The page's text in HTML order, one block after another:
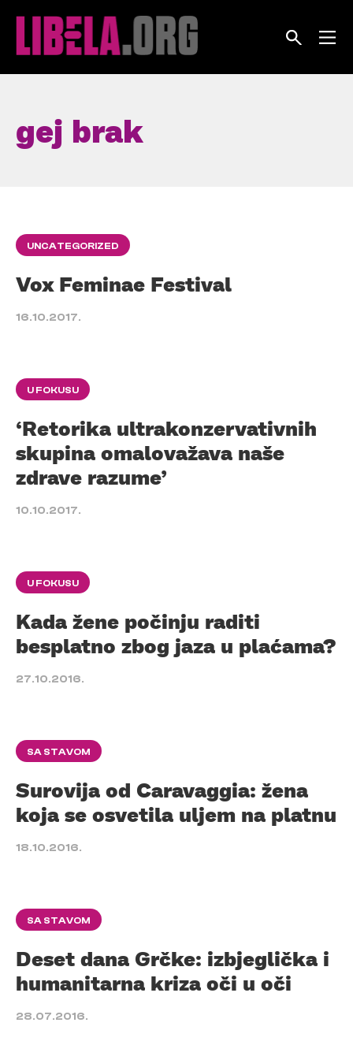
gej brak
UNCATEGORIZED
Vox Feminae Festival
16.10.2017.
U FOKUSU
‘Retorika ultrakonzervativnih
skupina omalovažava naše
zdrave razume’
10.10.2017.
U FOKUSU
Kada žene počinju raditi
besplatno zbog jaza u plaćama?
27.10.2016.
SA STAVOM
Surovija od Caravaggia: žena
koja se osvetila uljem na platnu
18.10.2016.
SA STAVOM
Deset dana Grčke: izbjeglička i
humanitarna kriza oči u oči
28.07.2016.